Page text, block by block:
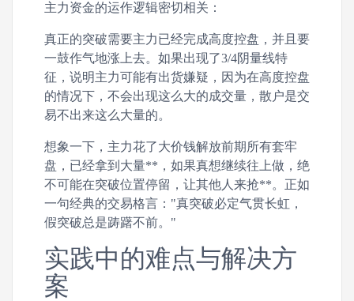
主力资金的运作逻辑密切相关：
真正的突破需要主力已经完成高度控盘，并且要
一鼓作气地涨上去。如果出现了3/4阴量线特
征，说明主力可能有出货嫌疑，因为在高度控盘
的情况下，不会出现这么大的成交量，散户是交
易不出来这么大量的。
想象一下，主力花了大价钱解放前期所有套牢
盘，已经拿到大量**，如果真想继续往上做，绝
不可能在突破位置停留，让其他人来抢**。正如
一句经典的交易格言："真突破必定气贯长虹，
假突破总是踌躇不前。"
实践中的难点与解决方
案